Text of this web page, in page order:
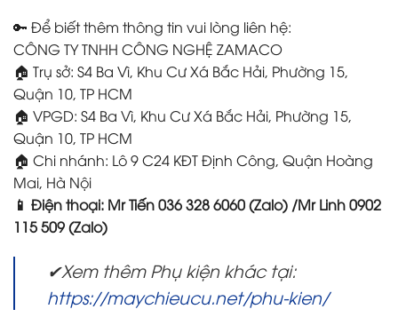
🔑 Để biết thêm thông tin vui lòng liên hệ:
CÔNG TY TNHH CÔNG NGHỆ ZAMACO
🏠 Trụ sở: S4 Ba Vì, Khu Cư Xá Bắc Hải, Phường 15,
Quận 10, TP HCM
🏠 VPGD: S4 Ba Vì, Khu Cư Xá Bắc Hải, Phường 15,
Quận 10, TP HCM
🏠 Chi nhánh: Lô 9 C24 KĐT Định Công, Quận Hoàng
Mai, Hà Nội
📱 Điện thoại: Mr Tiến 036 328 6060 (Zalo) /Mr Linh 0902
115 509 (Zalo)
✔Xem thêm Phụ kiện khác tại:
https://maychieucu.net/phu-kien/